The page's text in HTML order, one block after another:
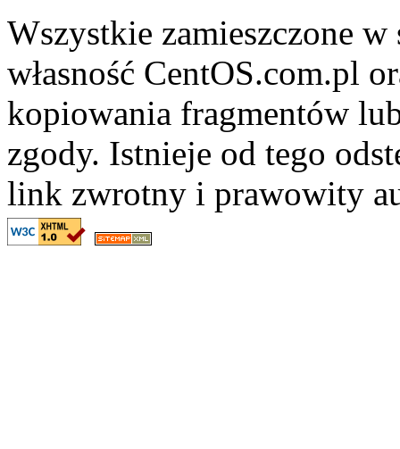
Wszystkie zamieszczone
własność CentOS.com.pl
kopiowania fragmentów
zgody. Istnieje od tego
link zwrotny i prawowity